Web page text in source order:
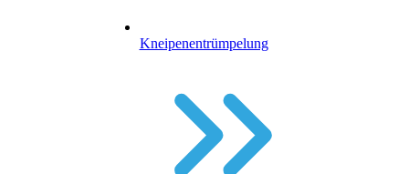
Kneipenentrümpelung